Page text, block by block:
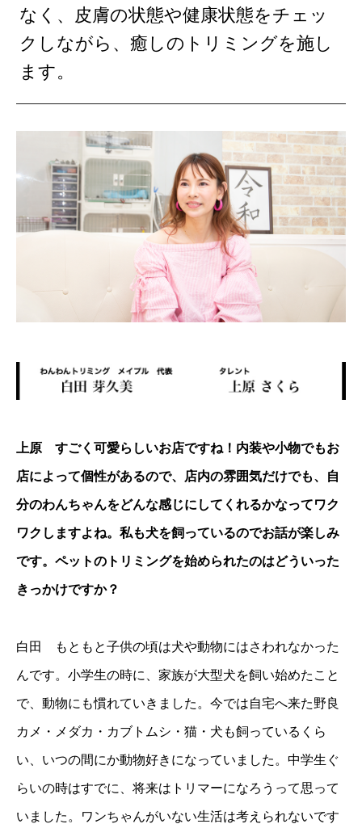
なく、皮膚の状態や健康状態をチェッ
クしながら、癒しのトリミングを施し
ます。
上原 すごく可愛らしいお店ですね！内装や小物でもお
店によって個性があるので、店内の雰囲気だけでも、自
分のわんちゃんをどんな感じにしてくれるかなってワク
ワクしますよね。私も犬を飼っているのでお話が楽しみ
です。ペットのトリミングを始められたのはどういった
きっかけですか？
白田 もともと子供の頃は犬や動物にはさわれなかった
んです。小学生の時に、家族が大型犬を飼い始めたこと
で、動物にも慣れていきました。今では自宅へ来た野良
カメ・メダカ・カブトムシ・猫・犬も飼っているくら
い、いつの間にか動物好きになっていました。中学生ぐ
らいの時はすでに、将来はトリマーになろうって思って
いました。ワンちゃんがいない生活は考えられないです